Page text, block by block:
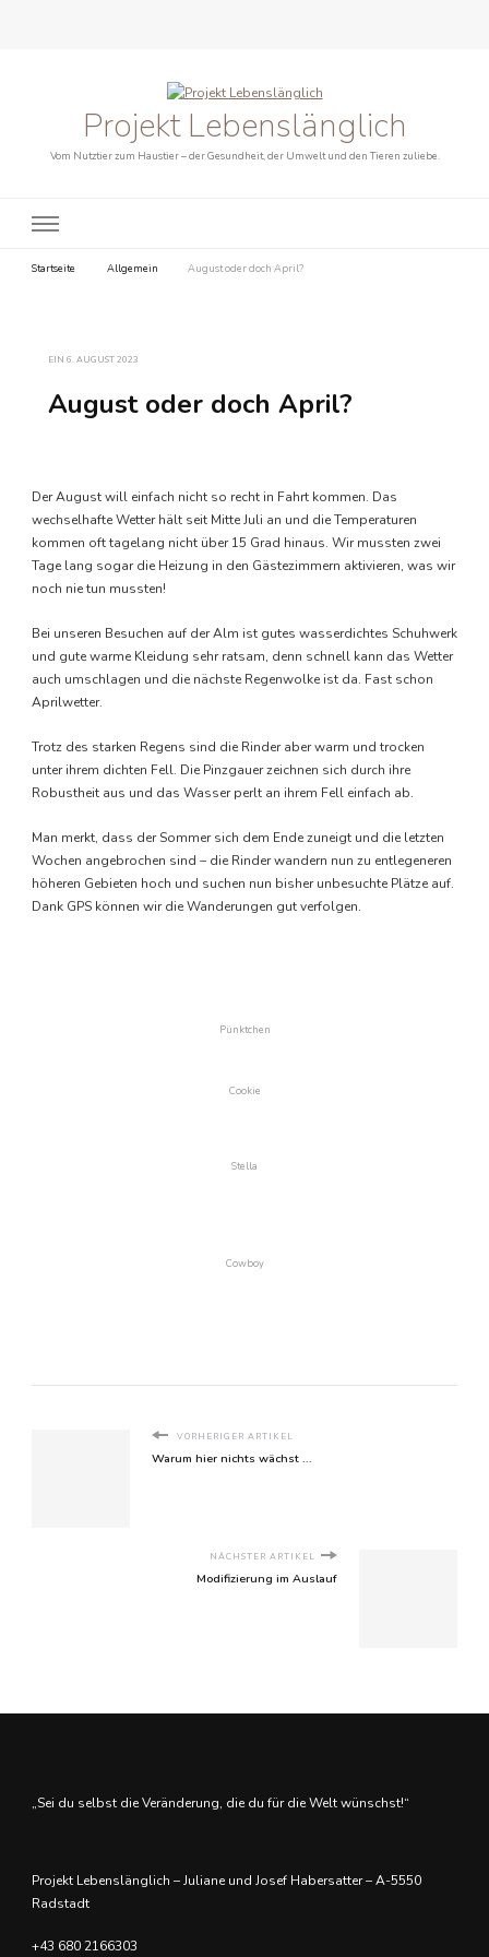
Projekt Lebenslänglich
Vom Nutztier zum Haustier – der Gesundheit, der Umwelt und den Tieren zuliebe.
Startseite Allgemein August oder doch April?
EIN 6. AUGUST 2023
August oder doch April?
Der August will einfach nicht so recht in Fahrt kommen. Das
wechselhafte Wetter hält seit Mitte Juli an und die Temperaturen
kommen oft tagelang nicht über 15 Grad hinaus. Wir mussten zwei
Tage lang sogar die Heizung in den Gästezimmern aktivieren, was wir
noch nie tun mussten!
Bei unseren Besuchen auf der Alm ist gutes wasserdichtes Schuhwerk
und gute warme Kleidung sehr ratsam, denn schnell kann das Wetter
auch umschlagen und die nächste Regenwolke ist da. Fast schon
Aprilwetter.
Trotz des starken Regens sind die Rinder aber warm und trocken
unter ihrem dichten Fell. Die Pinzgauer zeichnen sich durch ihre
Robustheit aus und das Wasser perlt an ihrem Fell einfach ab.
Man merkt, dass der Sommer sich dem Ende zuneigt und die letzten
Wochen angebrochen sind – die Rinder wandern nun zu entlegeneren
höheren Gebieten hoch und suchen nun bisher unbesuchte Plätze auf.
Dank GPS können wir die Wanderungen gut verfolgen.
Pünktchen
Cookie
Stella
Cowboy
VORHERIGER ARTIKEL
Warum hier nichts wächst ...
NÄCHSTER ARTIKEL
Modifizierung im Auslauf
„Sei du selbst die Veränderung, die du für die Welt wünschst!“
Projekt Lebenslänglich – Juliane und Josef Habersatter – A-5550
Radstadt
+43 680 2166303